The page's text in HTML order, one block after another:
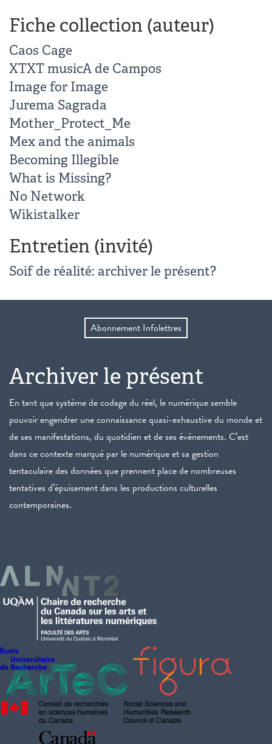
Fiche collection (auteur)
Caos Cage
XTXT musicA de Campos
Image for Image
Jurema Sagrada
Mother_Protect_Me
Mex and the animals
Becoming Illegible
What is Missing?
No Network
Wikistalker
Entretien (invité)
Soif de réalité: archiver le présent?
Abonnement Infolettres
Archiver le présent
En tant que système de codage du réel, le numérique semble
pouvoir engendrer une connaissance quasi-exhaustive du monde et
de ses manifestations, du quotidien et de ses événements. C’est
dans ce contexte marqué par le numérique et sa gestion
tentaculaire des données que prennent place de nombreuses
tentatives d’épuisement dans les productions culturelles
contemporaines.